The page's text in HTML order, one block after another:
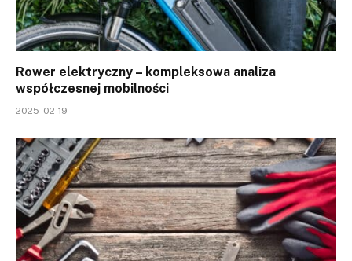
Rower elektryczny – kompleksowa analiza
współczesnej mobilności
2025-02-19